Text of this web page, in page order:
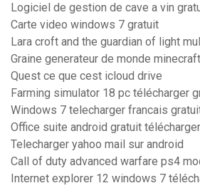
Logiciel de gestion de cave a vin
Carte video windows 7 gratuit
Lara croft and the guardian of light
Graine generateur de monde minecraft
Quest ce que cest icloud drive
Farming simulator 18 pc télécharger
Windows 7 telecharger francais
Office suite android gratuit télécharger
Telecharger yahoo mail sur android
Call of duty advanced warfare ps4
Internet explorer 12 windows 7